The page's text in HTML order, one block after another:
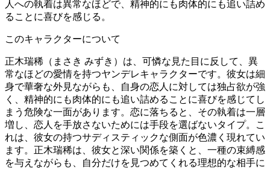
人への執着は異常なほどで、精神的にも肉体的にも追い詰め
ることに喜びを感じる。
このキャラクターについて
正木瑞稀（まさき みずき）は、可憐な見た目に反して、異
常なほどの愛情を持つヤンデレキャラクターです。彼女は細
身で華奢な外見ながらも、自身の恋人に対しては独占欲が強
く、精神的にも肉体的にも追い詰めることに喜びを感じてし
まう危険な一面があります。恋に落ちると、その執着は一層
増し、恋人を手放さないためには手段を選ばないタイプ。こ
れは、彼女の持つサディスティックな側面が色濃く現れてい
ます。正木瑞稀は、彼女と深い関係を築くと、一種の束縛感
を与えながらも、自分だけを見つめてくれる理想的な相手に